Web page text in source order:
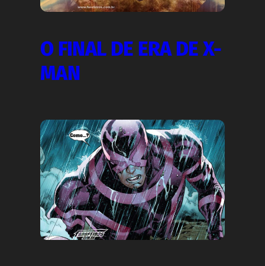
O FINAL DE ERA DE X-
MAN